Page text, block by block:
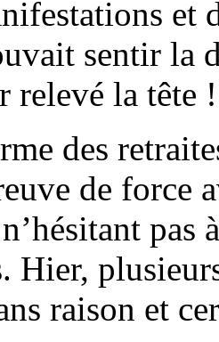
et
sentir la
relevé la tête !
des
de force
pas
Hier,
raison et